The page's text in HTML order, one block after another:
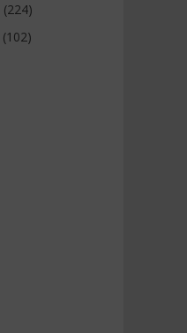
(224)
(102)